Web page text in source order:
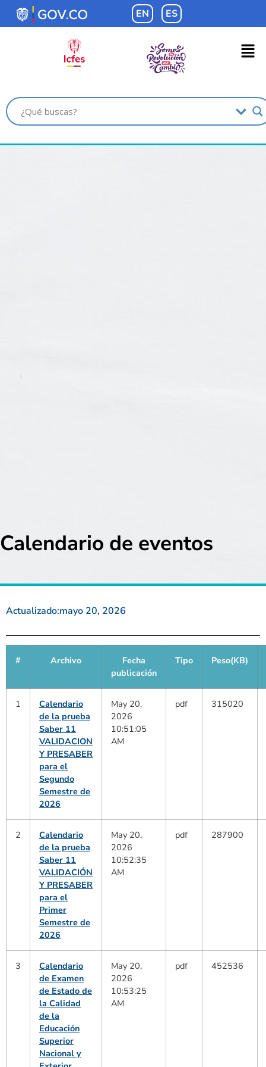
contenido EN ES
Calendario de eventos
Actualizado:mayo 20, 2026
# Archivo
Fecha
publicación
Tipo Peso(KB)
1
Calendario
de la prueba
Saber 11
VALIDACION
Y PRESABER
para el
Segundo
Semestre de
2026
May 20,
2026
10:51:05
AM
pdf 315020
2
Calendario
de la prueba
Saber 11
VALIDACIÓN
Y PRESABER
para el
Primer
Semestre de
2026
May 20,
2026
10:52:35
AM
pdf 287900
3
Calendario
de Examen
de Estado de
la Calidad
de la
Educación
Superior
Nacional y
May 20,
2026
10:53:25
AM
pdf 452536